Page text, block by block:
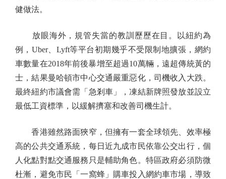
健做法。
放眼海外，規管失當的教訓歷歷在目。以紐約為
例，Uber、Lyft等平台初期幾乎不受限制地擴張，網約
車數量在2018年前後暴增至超過10萬輛，遠超傳統黃的
士，結果曼哈頓市中心交通嚴重惡化，司機收入大跌。
最終紐約市議會需「急剎車」，凍結新牌照發放並設立
最低工資標準，以緩解擠塞和改善司機生計。
香港雖然路面狹窄，但擁有一套全球領先、效率極
高的公共交通系統，每日近九成市民依靠公交出行，個
人化點對點交通服務只是輔助角色。特區政府必須防微
杜漸，避免市民「一窩蜂」購車投入網約車市場，導致